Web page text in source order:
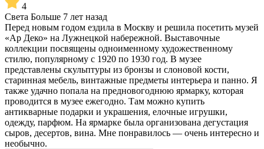
4
Света Больше 7 лет назад
Перед новым годом ездила в Москву и решила посетить музей
«Ар Деко» на Лужнецкой набережной. Выставочные
коллекции посвящены одноименному художественному
стилю, популярному с 1920 по 1930 год. В музее
представлены скульптуры из бронзы и слоновой кости,
старинная мебель, винтажные предметы интерьера и панно. Я
также удачно попала на предновогоднюю ярмарку, которая
проводится в музее ежегодно. Там можно купить
антикварные подарки и украшения, елочные игрушки,
одежду, парфюм. На ярмарке была организована дегустация
сыров, десертов, вина. Мне понравилось — очень интересно и
необычно.